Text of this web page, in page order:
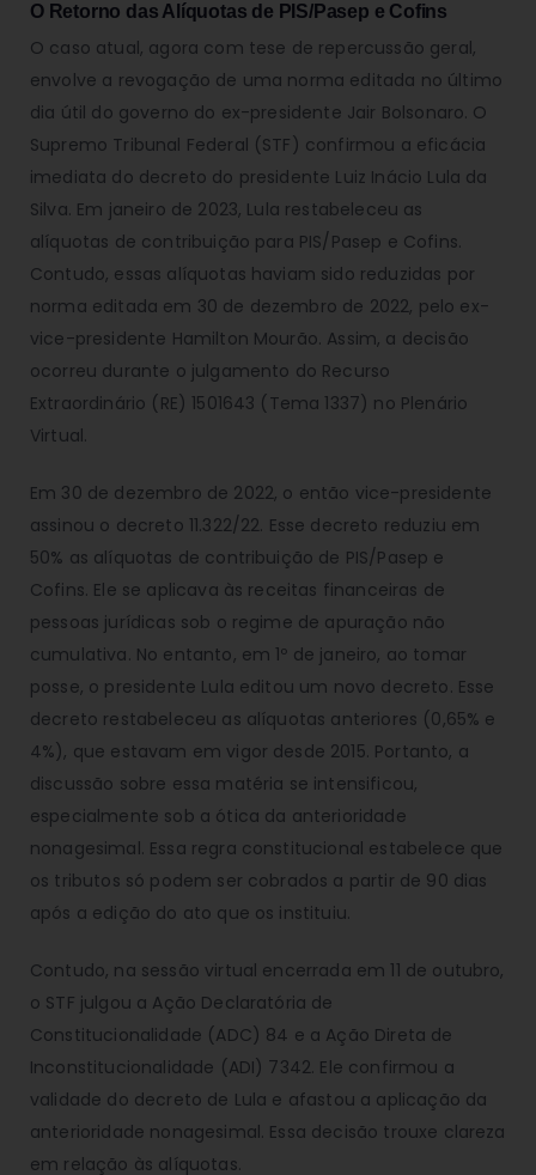
O Retorno das Alíquotas de PIS/Pasep e Cofins
O caso atual, agora com tese de repercussão geral,
envolve a revogação de uma norma editada no último
dia útil do governo do ex-presidente Jair Bolsonaro. O
Supremo Tribunal Federal (STF) confirmou a eficácia
imediata do decreto do presidente Luiz Inácio Lula da
Silva. Em janeiro de 2023, Lula restabeleceu as
alíquotas de contribuição para PIS/Pasep e Cofins.
Contudo, essas alíquotas haviam sido reduzidas por
norma editada em 30 de dezembro de 2022, pelo ex-
vice-presidente Hamilton Mourão. Assim, a decisão
ocorreu durante o julgamento do Recurso
Extraordinário (RE) 1501643 (Tema 1337) no Plenário
Virtual.
Em 30 de dezembro de 2022, o então vice-presidente
assinou o decreto 11.322/22. Esse decreto reduziu em
50% as alíquotas de contribuição de PIS/Pasep e
Cofins. Ele se aplicava às receitas financeiras de
pessoas jurídicas sob o regime de apuração não
cumulativa. No entanto, em 1º de janeiro, ao tomar
posse, o presidente Lula editou um novo decreto. Esse
decreto restabeleceu as alíquotas anteriores (0,65% e
4%), que estavam em vigor desde 2015. Portanto, a
discussão sobre essa matéria se intensificou,
especialmente sob a ótica da anterioridade
nonagesimal. Essa regra constitucional estabelece que
os tributos só podem ser cobrados a partir de 90 dias
após a edição do ato que os instituiu.
Contudo, na sessão virtual encerrada em 11 de outubro,
o STF julgou a Ação Declaratória de
Constitucionalidade (ADC) 84 e a Ação Direta de
Inconstitucionalidade (ADI) 7342. Ele confirmou a
validade do decreto de Lula e afastou a aplicação da
anterioridade nonagesimal. Essa decisão trouxe clareza
em relação às alíquotas.